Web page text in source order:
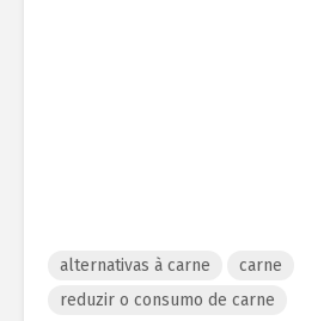
alternativas à carne
carne
reduzir o consumo de carne